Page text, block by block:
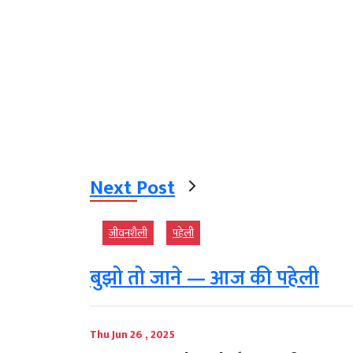
Next Post
जीवनशैली पहेली
बुझो तो जाने — आज की पहेली
Thu Jun 26 , 2025